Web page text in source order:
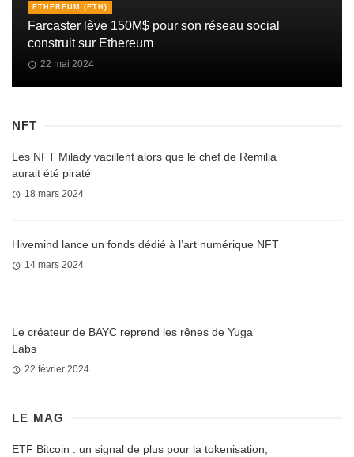
ETHEREUM (ETH)
Farcaster lève 150M$ pour son réseau social
construit sur Ethereum
22 mai 2024
NFT
Les NFT Milady vacillent alors que le chef de Remilia
aurait été piraté
18 mars 2024
Hivemind lance un fonds dédié à l’art numérique NFT
14 mars 2024
Le créateur de BAYC reprend les rênes de Yuga
Labs
22 février 2024
LE MAG
ETF Bitcoin : un signal de plus pour la tokenisation,